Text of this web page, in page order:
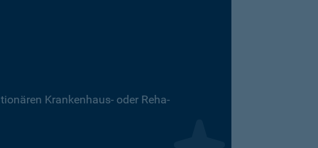
Krankenhaus- oder Reha-